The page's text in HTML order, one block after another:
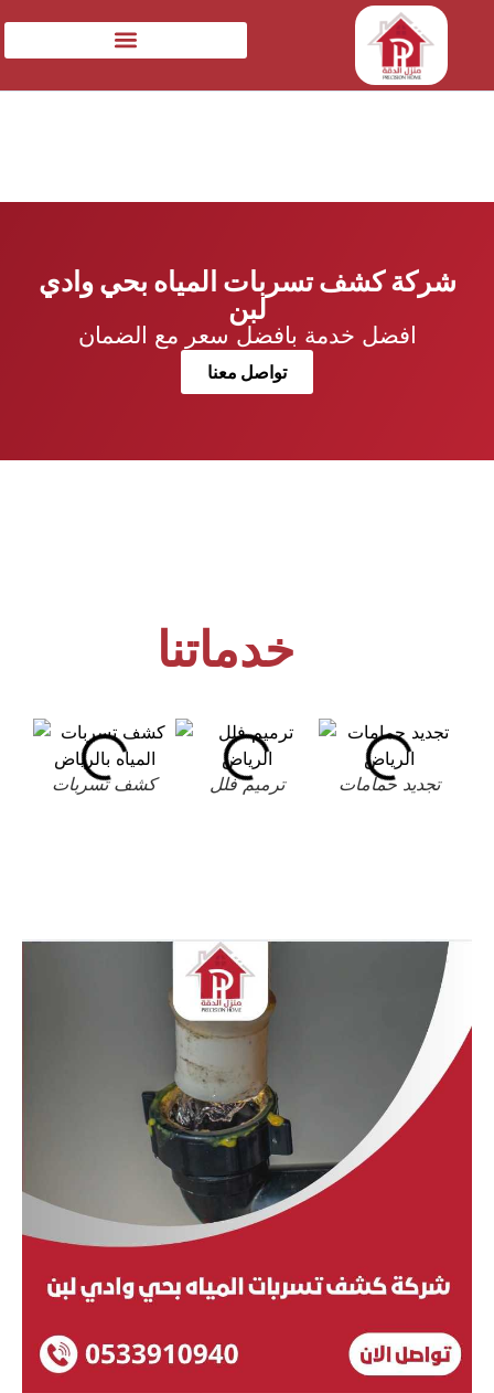
شركة كشف تسربات المياه بحي وادي
لبن
افضل خدمة بافضل سعر مع الضمان
تواصل معنا
خدماتنا
كشف تسربات ترميم فلل تجديد حمامات